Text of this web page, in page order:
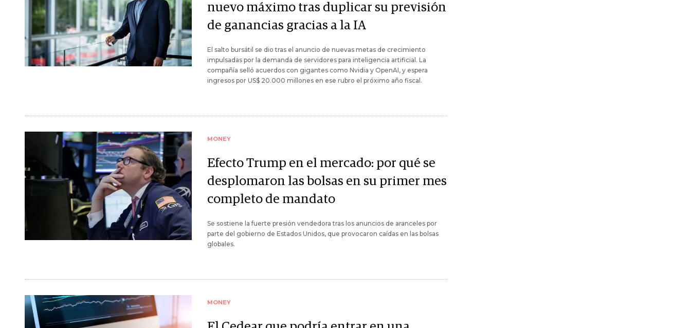
nuevo máximo tras duplicar su previsión
de ganancias gracias a la IA
El salto bursátil se dio tras el anuncio de nuevas metas de crecimiento
impulsadas por la demanda de servidores para inteligencia artificial. La
compañía selló acuerdos con gigantes como Nvidia y OpenAI, y espera
ingresos por US$ 20.000 millones en ese rubro el próximo año fiscal.
MONEY
Efecto Trump en el mercado: por qué se
desplomaron las bolsas en su primer mes
completo de mandato
Se sostiene la fuerte presión vendedora tras los anuncios de aranceles por
parte del gobierno de Estados Unidos, que provocaron caídas en las bolsas
globales.
MONEY